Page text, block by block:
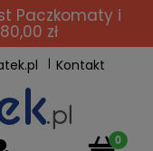
Paczkomaty i
zł
Kontakt